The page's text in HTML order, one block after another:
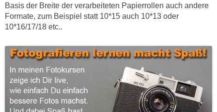
Basis der Breite der verarbeiteten Papierrollen auch andere
Formate, zum Beispiel statt 10*15 auch 10*13 oder
10*16/17/18 etc..